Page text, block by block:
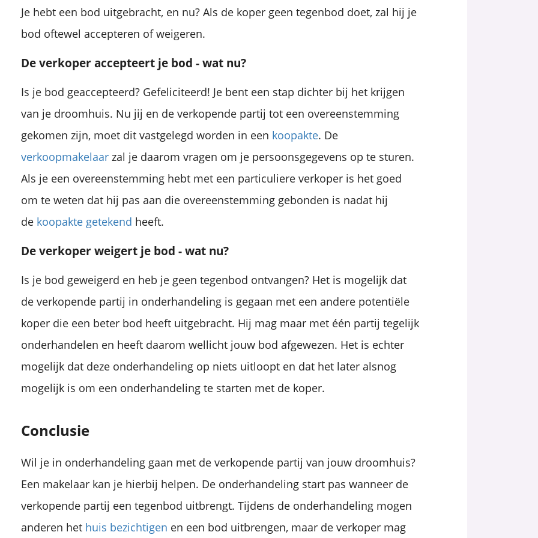
Je hebt een bod uitgebracht, en nu? Als de koper geen tegenbod doet, zal hij je
bod oftewel accepteren of weigeren.
De verkoper accepteert je bod - wat nu?
Is je bod geaccepteerd? Gefeliciteerd! Je bent een stap dichter bij het krijgen
van je droomhuis. Nu jij en de verkopende partij tot een overeenstemming
gekomen zijn, moet dit vastgelegd worden in een koopakte. De
verkoopmakelaar zal je daarom vragen om je persoonsgegevens op te sturen.
Als je een overeenstemming hebt met een particuliere verkoper is het goed
om te weten dat hij pas aan die overeenstemming gebonden is nadat hij
de koopakte getekend heeft.
De verkoper weigert je bod - wat nu?
Is je bod geweigerd en heb je geen tegenbod ontvangen? Het is mogelijk dat
de verkopende partij in onderhandeling is gegaan met een andere potentiële
koper die een beter bod heeft uitgebracht. Hij mag maar met één partij tegelijk
onderhandelen en heeft daarom wellicht jouw bod afgewezen. Het is echter
mogelijk dat deze onderhandeling op niets uitloopt en dat het later alsnog
mogelijk is om een onderhandeling te starten met de koper.
Conclusie
Wil je in onderhandeling gaan met de verkopende partij van jouw droomhuis?
Een makelaar kan je hierbij helpen. De onderhandeling start pas wanneer de
verkopende partij een tegenbod uitbrengt. Tijdens de onderhandeling mogen
anderen het huis bezichtigen en een bod uitbrengen, maar de verkoper mag